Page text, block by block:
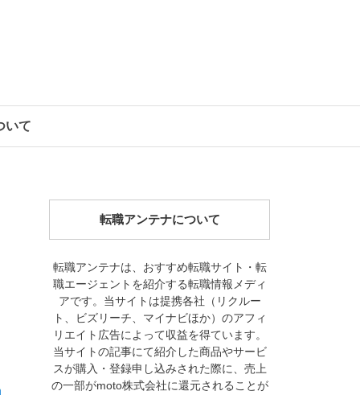
いて
転職アンテナについて
転職アンテナは、おすすめ転職サイト・転
職エージェントを紹介する転職情報メディ
アです。当サイトは提携各社（リクルー
ト、ビズリーチ、マイナビほか）のアフィ
リエイト広告によって収益を得ています。
当サイトの記事にて紹介した商品やサービ
スが購入・登録申し込みされた際に、売上
の一部がmoto株式会社に還元されることが